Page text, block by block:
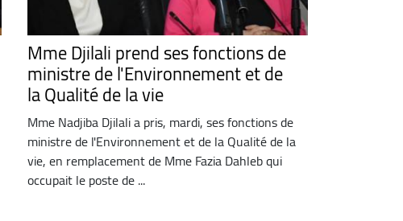
Mme Djilali prend ses fonctions de
ministre de l'Environnement et de
la Qualité de la vie
Mme Nadjiba Djilali a pris, mardi, ses fonctions de
ministre de l'Environnement et de la Qualité de la
vie, en remplacement de Mme Fazia Dahleb qui
occupait le poste de ...